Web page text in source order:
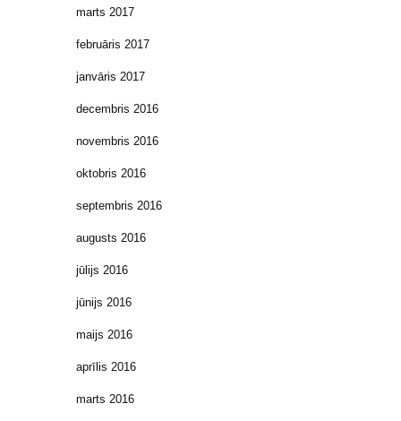
marts 2017
februāris 2017
janvāris 2017
decembris 2016
novembris 2016
oktobris 2016
septembris 2016
augusts 2016
jūlijs 2016
jūnijs 2016
maijs 2016
aprīlis 2016
marts 2016